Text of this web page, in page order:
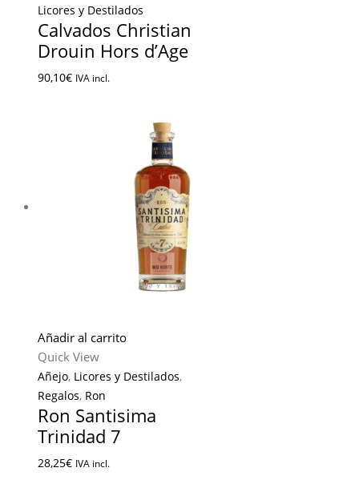
Licores y Destilados
Calvados Christian
Drouin Hors d’Age
90,10€ IVA incl.
Añadir al carrito
Quick View
Añejo, Licores y Destilados,
Regalos, Ron
Ron Santisima
Trinidad 7
28,25€ IVA incl.